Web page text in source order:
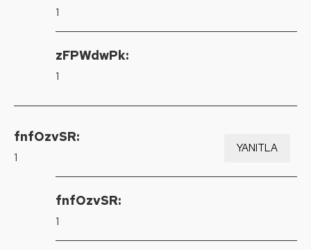
1
zFPWdwPk:
1
fnfOzvSR:
YANITLA
1
fnfOzvSR:
1